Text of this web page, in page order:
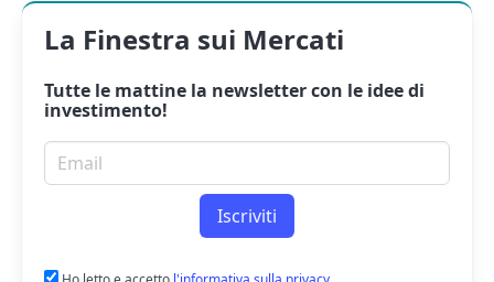
La Finestra sui Mercati
Tutte le mattine la newslettercon le idee di
investimento!
Email per newsletter
Iscriviti